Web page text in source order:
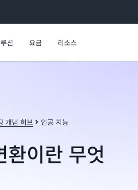
션 요금 리소스
개념 허브 인공 지능
이란 무엇